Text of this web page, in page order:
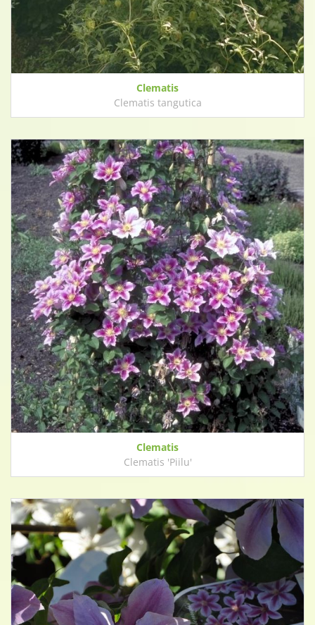
Clematis
Clematis tangutica
Clematis
Clematis 'Piilu'